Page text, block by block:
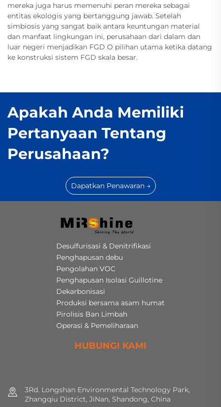
mereka juga harus memenuhi peran mereka sebagai
entitas ekologis yang bertanggung jawab. Setelah
simbiosis yang sangat baik antara keuntungan material
dan manfaat lingkungan ini, perusahaan dari dalam dan
luar negeri menjadikan FGD O pilihan utama ketika datang
ke konstruksi sistem FGD skala besar.
Apakah Anda Memiliki
Pertanyaan Tentang
Perusahaan?
Dapatkan Penawaran →
Desulfurisasi & Denitrifikasi
Penghapusan debu
Pengolahan VOC
Penghapusan Isolasi Guillotine
Dekarbonisasi
Produksi bersama asam humat
Pirolisis Ban Limbah
Operasi & Pemeliharaan
HUBUNGI KAMI
3Rd. Longshan Environmental Technology Park,
Zhangqiu District, JiNan, Shandong, China